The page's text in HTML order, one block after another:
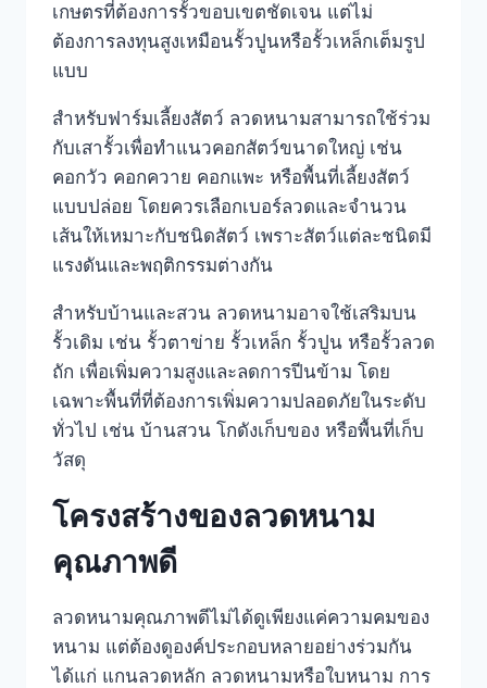
เกษตรที่ต้องการรั้วขอบเขตชัดเจน แต่ไม่
ต้องการลงทุนสูงเหมือนรั้วปูนหรือรั้วเหล็กเต็มรูป
แบบ
สำหรับฟาร์มเลี้ยงสัตว์ ลวดหนามสามารถใช้ร่วม
กับเสารั้วเพื่อทำแนวคอกสัตว์ขนาดใหญ่ เช่น
คอกวัว คอกควาย คอกแพะ หรือพื้นที่เลี้ยงสัตว์
แบบปล่อย โดยควรเลือกเบอร์ลวดและจำนวน
เส้นให้เหมาะกับชนิดสัตว์ เพราะสัตว์แต่ละชนิดมี
แรงดันและพฤติกรรมต่างกัน
สำหรับบ้านและสวน ลวดหนามอาจใช้เสริมบน
รั้วเดิม เช่น รั้วตาข่าย รั้วเหล็ก รั้วปูน หรือรั้วลวด
ถัก เพื่อเพิ่มความสูงและลดการปีนข้าม โดย
เฉพาะพื้นที่ที่ต้องการเพิ่มความปลอดภัยในระดับ
ทั่วไป เช่น บ้านสวน โกดังเก็บของ หรือพื้นที่เก็บ
วัสดุ
โครงสร้างของลวดหนาม
คุณภาพดี
ลวดหนามคุณภาพดีไม่ได้ดูเพียงแค่ความคมของ
หนาม แต่ต้องดูองค์ประกอบหลายอย่างร่วมกัน
ได้แก่ แกนลวดหลัก ลวดหนามหรือใบหนาม การ